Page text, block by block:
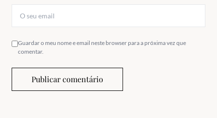
Guardar o meu nome e email neste browser para a próxima vez que
comentar.
Publicar comentário